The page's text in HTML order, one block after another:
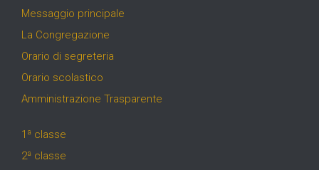
Messaggio principale
La Congregazione
Orario di segreteria
Orario scolastico
Amministrazione Trasparente
1ª classe
2ª classe